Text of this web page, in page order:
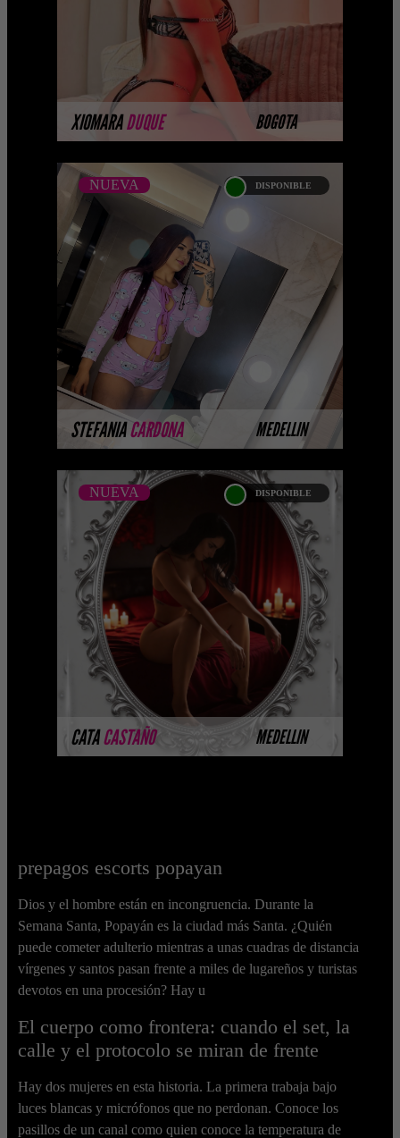
XIOMARADUQUE BOGOTA
MÁS INFORMACIÓN
STEFANIACARDONA MEDELLIN
NUEVA DISPONIBLE
STEFANIA CARDONA
NUEVA
Próximamente.... Algunas de nuestras
modelos aún no tienen imágenes
disponibles en la web porque están
completando su sesión ...
MÁS INFORMACIÓN
CATACASTAÑO MEDELLIN
NUEVA DISPONIBLE
CATA CASTAÑO -
CATALOGO PLATINO
NUEVA
Platinum Esta modelo pertenece a
nuestro Catálogo Privado Platinum.
Selección privada de modelos con un
nivel de belleza y perform ...
MÁS INFORMACIÓN
prepagos escorts popayan
Dios y el hombre están en incongruencia. Durante la
Semana Santa, Popayán es la ciudad más Santa. ¿Quién
puede cometer adulterio mientras a unas cuadras de distancia
vírgenes y santos pasan frente a miles de lugareños y turistas
devotos en una procesión? Hay u
El cuerpo como frontera: cuando el set, la
calle y el protocolo se miran de frente
Hay dos mujeres en esta historia. La primera trabaja bajo
luces blancas y micrófonos que no perdonan. Conoce los
pasillos de un canal como quien conoce la temperatura de